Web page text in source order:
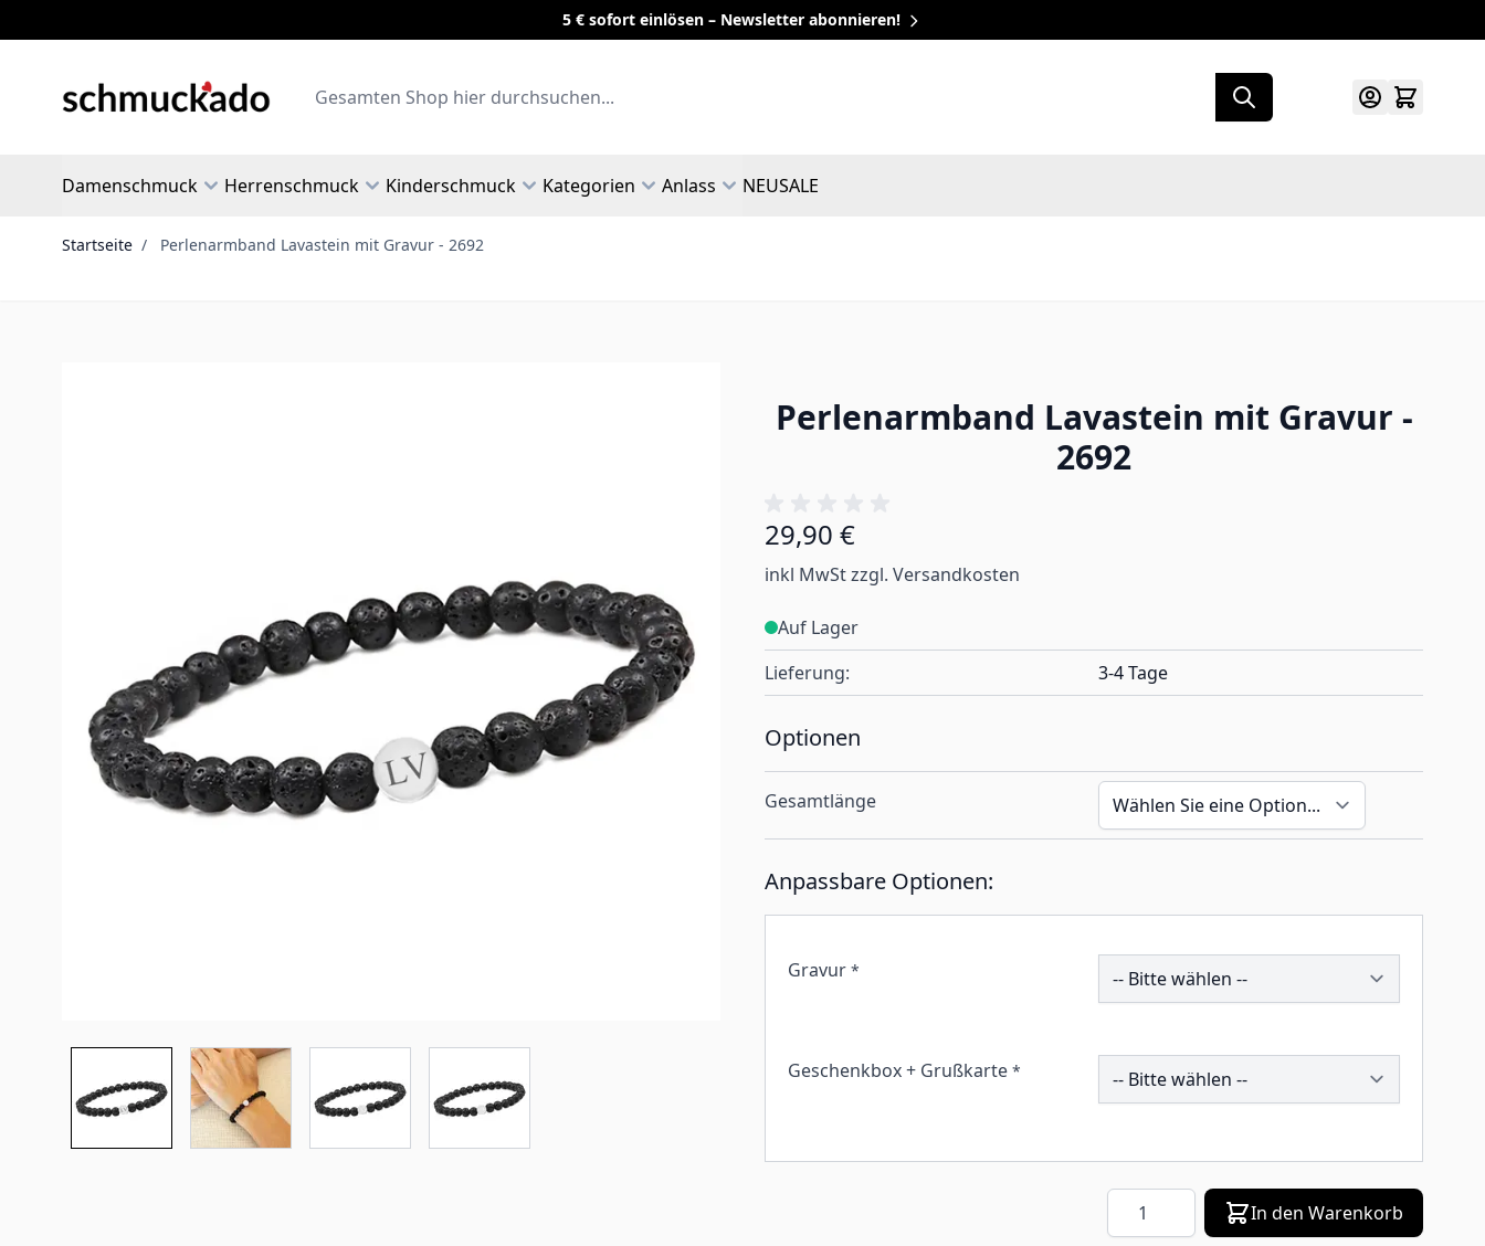
5 € sofort einlösen – Newsletter abonnieren!
Search
Damenschmuck Herrenschmuck Kinderschmuck Kategorien Anlass NEUSALE
Startseite / Perlenarmband Lavastein mit Gravur - 2692
Perlenarmband Lavastein mit Gravur -
2692
Ab:
29,90 €
inkl MwSt zzgl. Versandkosten
Auf Lager
Lieferung:
3-4 Tage
Optionen
Gesamtlänge
Anpassbare Optionen:
Gravur * 206995
Geschenkbox + Grußkarte * 260243
Menge In den Warenkorb